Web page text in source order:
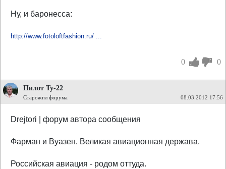
Ну, и баронесса:
http://www.fotoloftfashion.ru/ ...
0 0
Пилот Ту-22
Старожил форума 08.03.2012 17:56
Drejtori | форум автора сообщения
Фарман и Вуазен. Великая авиационная держава.
Российская авиация - родом оттуда.